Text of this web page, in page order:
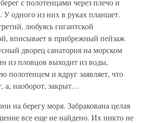
с полотенцами через плечо и
У одного из них в руках планшет.
любуясь гигантской
вписывает в прибрежный пейзаж
дворец санатория на морском
из пловцов выходит из воды,
полотенцем и вдруг заявляет, что
а, наоборот, закрыт…
на берегу моря. Забракована целая
все еще не найдено. Их никто не